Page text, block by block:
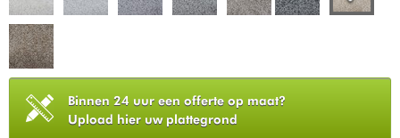
Binnen 24 uur een offerte op maat?
Upload hier uw plattegrond